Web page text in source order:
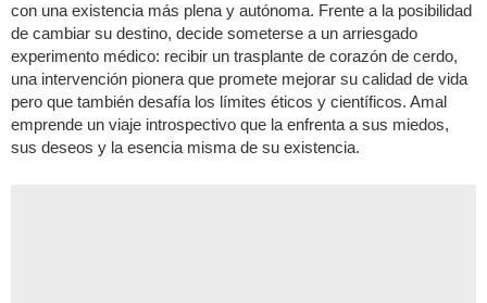
con una existencia más plena y autónoma. Frente a la posibilidad
de cambiar su destino, decide someterse a un arriesgado
experimento médico: recibir un trasplante de corazón de cerdo,
una intervención pionera que promete mejorar su calidad de vida
pero que también desafía los límites éticos y científicos. Amal
emprende un viaje introspectivo que la enfrenta a sus miedos,
sus deseos y la esencia misma de su existencia.